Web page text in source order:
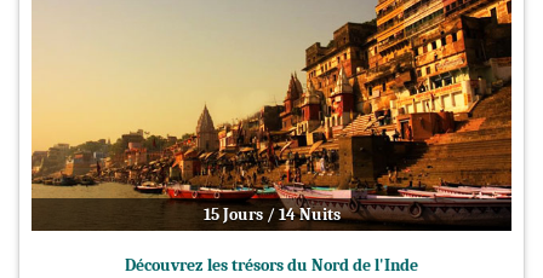
15 Jours / 14 Nuits
Découvrez les trésors du Nord de l'Inde